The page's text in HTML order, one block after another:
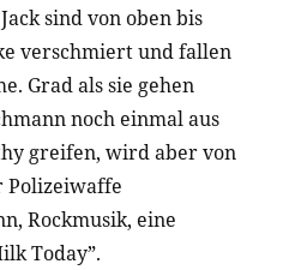
sind von oben bis
verschmiert und fallen
Grad als sie gehen
noch einmal aus
greifen, wird aber von
Polizeiwaffe
Rockmusik, eine
Today”.